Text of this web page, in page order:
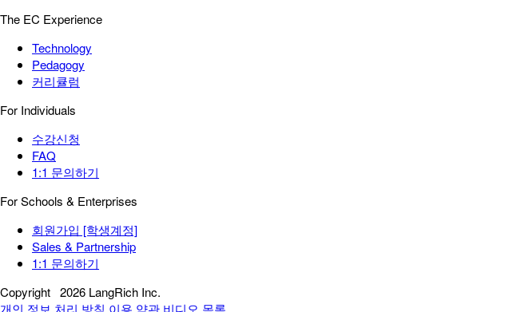
The EC Experience
Technology
Pedagogy
커리큘럼
For Individuals
수강신청
FAQ
1:1 문의하기
For Schools & Enterprises
회원가입 [학생계정]
Sales & Partnership
1:1 문의하기
Copyright 2026 LangRich Inc.